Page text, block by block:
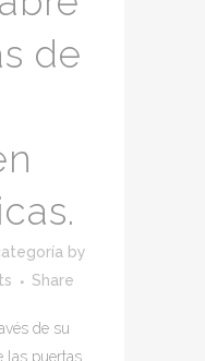
de
by
Share
de su
las puertas